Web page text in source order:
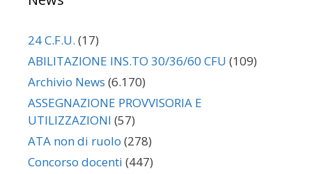
24 C.F.U. (17)
ABILITAZIONE INS.TO 30/36/60 CFU (109)
Archivio News (6.170)
ASSEGNAZIONE PROVVISORIA E
UTILIZZAZIONI (57)
ATA non di ruolo (278)
Concorso docenti (447)